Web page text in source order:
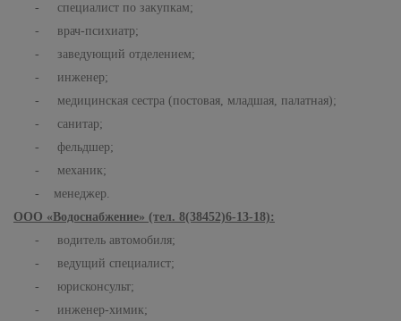
- специалист по закупкам;
- врач-психиатр;
- заведующий отделением;
- инженер;
- медицинская сестра (постовая, младшая, палатная);
- санитар;
- фельдшер;
- механик;
- менеджер.
ООО «Водоснабжение» (тел. 8(38452)6-13-18):
- водитель автомобиля;
- ведущий специалист;
- юрисконсульт;
- инженер-химик;